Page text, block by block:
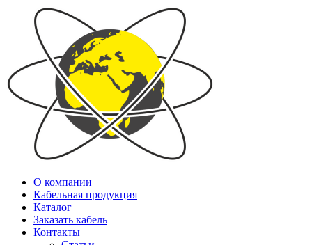
О компании
Кабельная продукция
Каталог
Заказать кабель
Контакты